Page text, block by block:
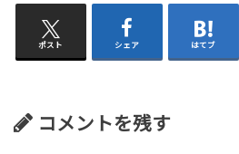
ポスト シェア はてブ
コメントを残す